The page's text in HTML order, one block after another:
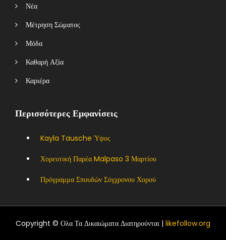
Νέα
Μέτρηση Σώματος
Μόδα
Καθαρή Αξία
Καριέρα
Περισσότερες Εμφανίσεις
Kayla Tausche Ύψος
Χορευτική Παρέα Malpaso 3 Μαρτίου
Πρόγραμμα Σπουδών Σύγχρονου Χορού
Copyright © Ολα Τα Δικαιώματα Διατηρούνται | likefollow.org